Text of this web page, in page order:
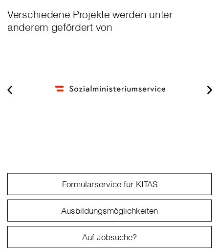
Verschiedene Projekte werden unter
anderem gefördert von
Formularservice für KITAS
Ausbildungsmöglichkeiten
Auf Jobsuche?